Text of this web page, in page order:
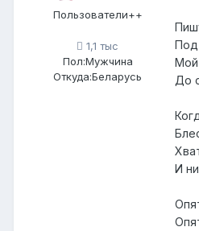
Пользователи++
1,1 тыс
Пол:Мужчина
Откуда:Беларусь
Под
Мой
До
И